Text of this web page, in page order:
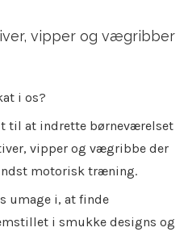
vipper og vægribber
i os?
til at indrette børneværelset
vipper og vægribbe der
motorisk træning.
umage i, at finde
i smukke designs og